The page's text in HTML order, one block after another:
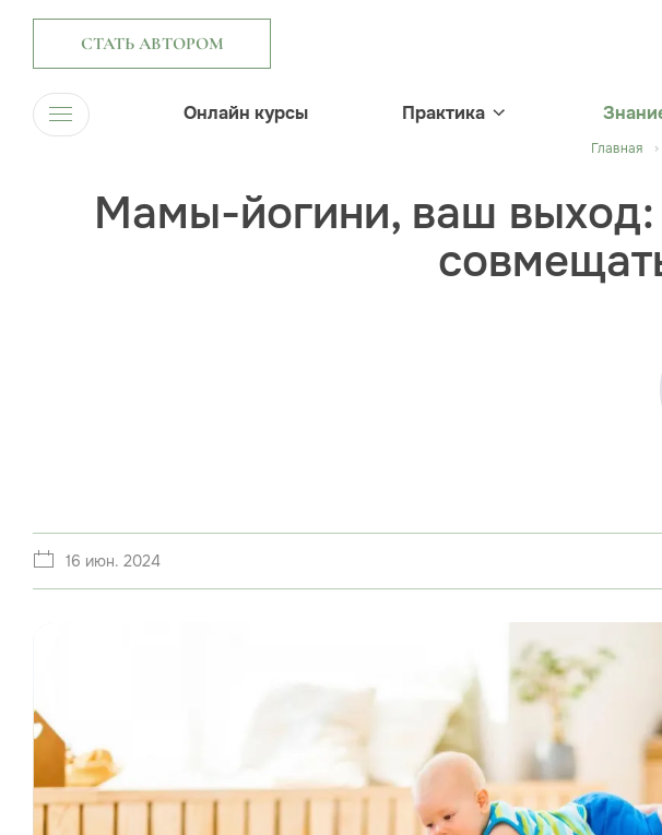
СТАТЬ АВТОРОМ
Онлайн курсы Практика
Главная
Мамы-йогини, ваш выход:
16 июн. 2024